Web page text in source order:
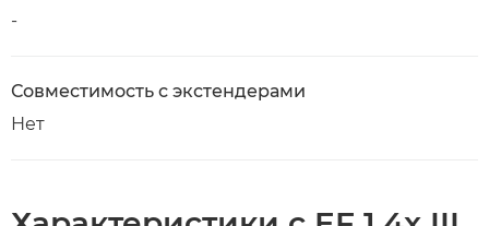
-
Совместимость с экстендерами
Нет